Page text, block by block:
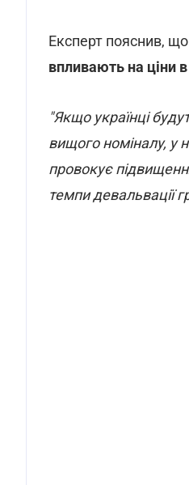
Експерт пояснив, що
впливають на ціни
"Якщо українці
вищого номіналу, у
провокує
темпи девальвації